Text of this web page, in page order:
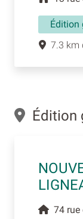
Édition
7.3 km
Édition
74 rue